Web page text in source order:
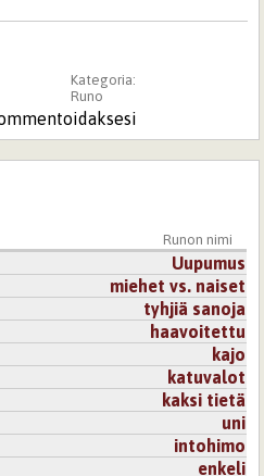
Kategoria:
Runo
Runon nimi
Uupumus
miehet vs. naiset
tyhjiä sanoja
haavoitettu
kajo
katuvalot
kaksi tietä
uni
intohimo
enkeli